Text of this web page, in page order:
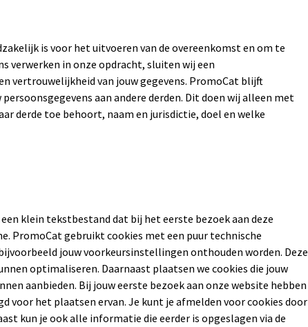
is voor het uitvoeren van de overeenkomst en om te
verwerken in onze opdracht, sluiten wij een
vertrouwelijkheid van jouw gegevens. PromoCat blijft
aan andere derden. Dit doen wij alleen met
derde toe behoort, naam en jurisdictie, doel en welke
klein tekstbestand dat bij het eerste bezoek aan deze
PromoCat gebruikt cookies met een puur technische
jouw voorkeursinstellingen onthouden worden. Deze
optimaliseren. Daarnaast plaatsen we cookies die jouw
aanbieden. Bij jouw eerste bezoek aan onze website hebben
voor het plaatsen ervan. Je kunt je afmelden voor cookies door
kun je ook alle informatie die eerder is opgeslagen via de